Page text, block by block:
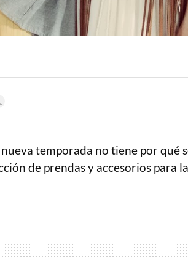
temporada no tiene por qué
de prendas y accesorios para